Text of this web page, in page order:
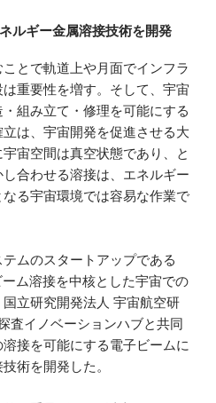
ルギー金属溶接技術を開発
とで軌道上や月面でインフラ
重要性を増す。そして、宇宙
組み立て・修理を可能にする
は、宇宙開発を促進させる大
宙空間は真空状態であり、と
合わせる溶接は、エネルギー
る宇宙環境では容易な作業で
ムのスタートアップである
ム溶接を中核とした宇宙での
立研究開発法人 宇宙航空研
査イノベーションハブと共同
接を可能にする電子ビームに
術を開発した。